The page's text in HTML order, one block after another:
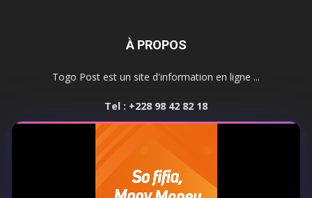
À PROPOS
Togo Post est un site d'information en ligne ...
Tel : +228 98 42 82 18
Contactez-nous:
SUIVEZ NOUS